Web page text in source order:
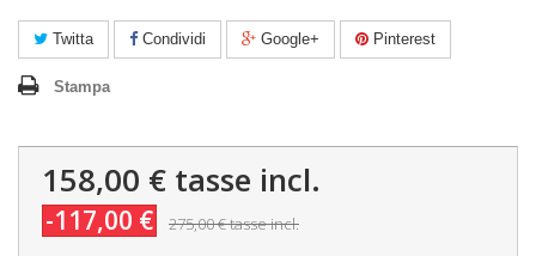
Twitta Condividi Google+ Pinterest
Stampa
158,00 € tasse incl.
-117,00 € 275,00 €tasse incl.